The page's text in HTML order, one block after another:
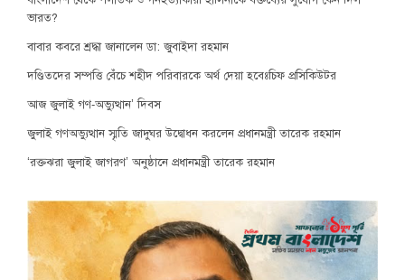
ভারত?
বাবার কবরে শ্রদ্ধা জানালেন ডা: জুবাইদা রহমান
দণ্ডিতদের সম্পত্তি বেঁচে শহীদ পরিবারকে অর্থ দেয়া হবেঃচিফ প্রসিকিউটর
আজ জুলাই গণ-অভ্যুত্থান’ দিবস
জুলাই গণঅভ্যুত্থান স্মৃতি জাদুঘর উদ্বোধন করলেন প্রধানমন্ত্রী তারেক রহমান
‘রক্তঝরা জুলাই জাগরণ’ অনুষ্ঠানে প্রধানমন্ত্রী তারেক রহমান